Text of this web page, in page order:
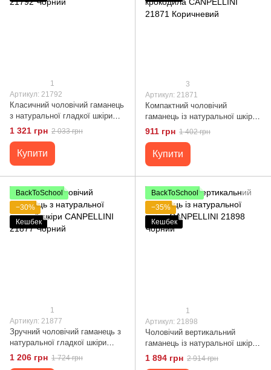
1
Артикул: 21792
Класичний чоловічий гаманець
з натуральної гладкої шкіри
CANPELLINI 21792 Чорний
1 321 грн 2 033 грн
Купити
3
Артикул: 21871
Компактний чоловічий
гаманець із натуральної шкіри
з тисненням під крокодила
CANPELLINI 21871 Коричневий
911 грн 1 402 грн
Купити
BackToSchool
−30%
Кешбек
1
Артикул: 21877
Зручний чоловічий гаманець з
натуральної гладкої шкіри
CANPELLINI 21877 Чорний
1 206 грн 1 724 грн
BackToSchool
−35%
Кешбек
1
Артикул: 21898
Чоловічий вертикальний
гаманець із натуральної шкіри
CANPELLINI 21898 Чорний
1 894 грн 2 914 грн